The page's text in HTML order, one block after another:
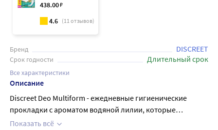
438.00₽
4.6 (11отзывов)
Бренд DISCREET
Срок годности Длительный срок
Все характеристики
Описание
Discreet Deo Multiform - ежедневные гигиенические
прокладки с ароматом водяной лилии, которые
обеспечивают максимальную защиту и комфорт в
Показать всё